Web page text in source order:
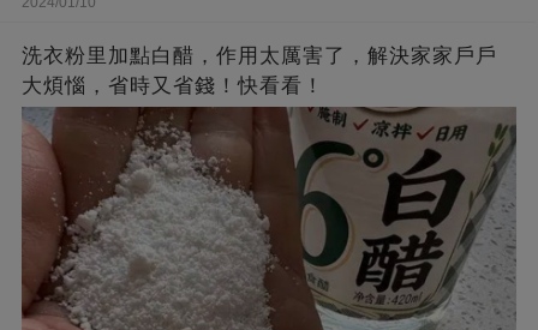
洗衣粉里加點白醋，作用太厲害了，解決家家戶戶
大煩惱，省時又省錢！快看看！